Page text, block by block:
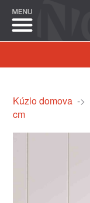
Kúzlo domova->
cm